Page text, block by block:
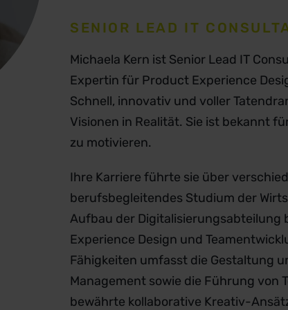
SENIOR LEAD IT
Michaela Kern ist Senior Lead IT
Expertin für Product Experience
Schnell, innovativ und voller
Visionen in Realität. Sie ist bekannt
zu motivieren.
Ihre Karriere führte sie über
berufsbegleitendes Studium der
Aufbau der Digitalisierungsabteilung
Experience Design und
Fähigkeiten umfasst die Gestaltung
Management sowie die Führung von
bewährte kollaborative Kreativ-